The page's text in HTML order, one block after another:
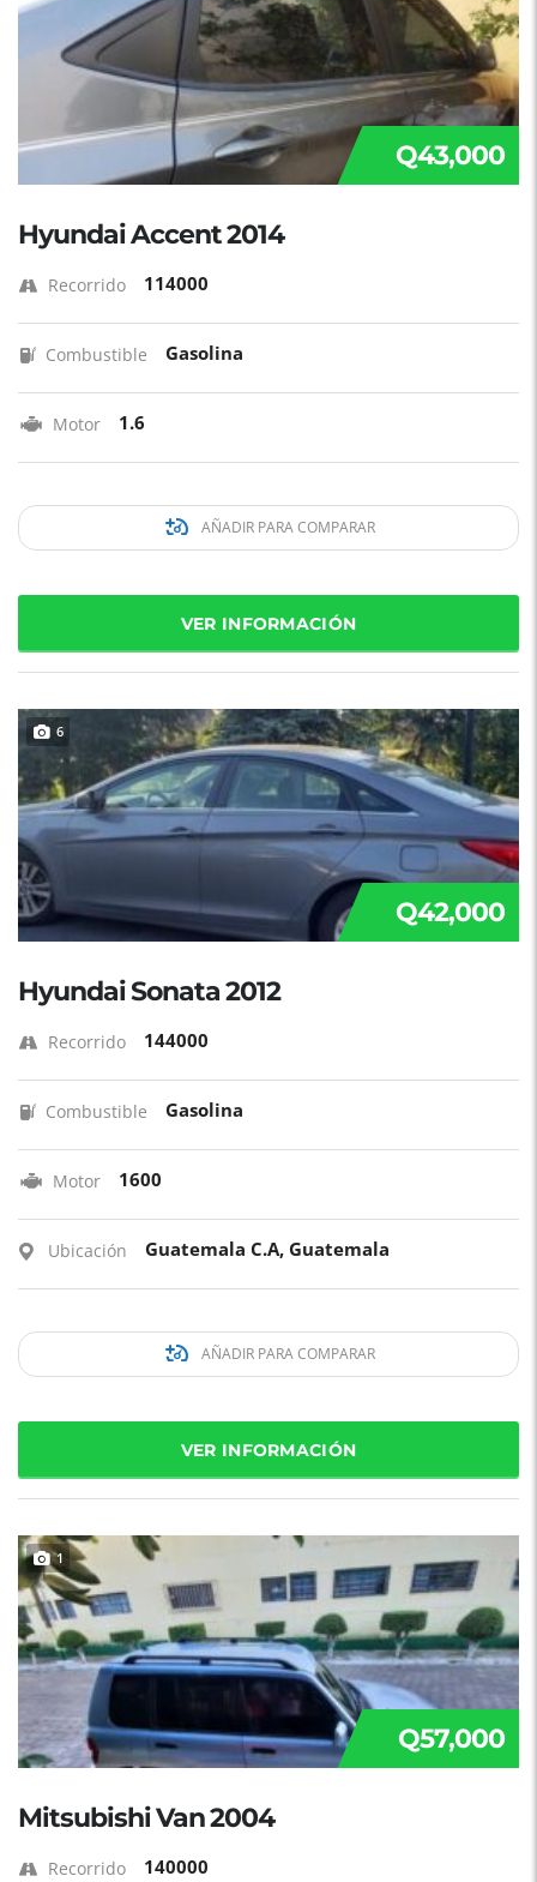
Q43,000
Hyundai Accent 2014
Recorrido 114000
Combustible Gasolina
Motor 1.6
AÑADIR PARA COMPARAR
VER INFORMACIÓN
6
Q42,000
Hyundai Sonata 2012
Recorrido 144000
Combustible Gasolina
Motor 1600
Ubicación Guatemala C.A, Guatemala
AÑADIR PARA COMPARAR
VER INFORMACIÓN
1
Q57,000
Mitsubishi Van 2004
Recorrido 140000